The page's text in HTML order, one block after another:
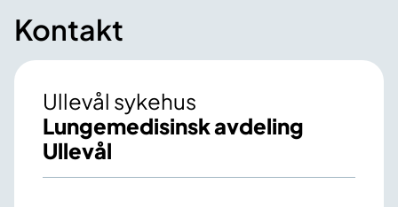
Kontakt
Ullevål sykehus
Lungemedisinsk avdeling
Ullevål